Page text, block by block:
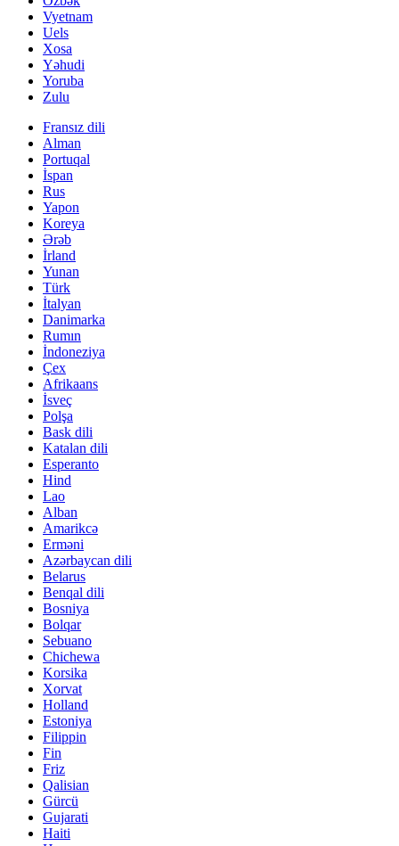
Vyetnam
Uels
Xosa
Yəhudi
Yoruba
Zulu
Fransız dili
Alman
Portuqal
İspan
Rus
Yapon
Koreya
Ərəb
İrland
Yunan
Türk
İtalyan
Danimarka
Rumın
İndoneziya
Çex
Afrikaans
İsveç
Polşa
Bask dili
Katalan dili
Esperanto
Hind
Lao
Alban
Amarikcə
Erməni
Azərbaycan dili
Belarus
Benqal dili
Bosniya
Bolqar
Sebuano
Chichewa
Korsika
Xorvat
Holland
Estoniya
Filippin
Fin
Friz
Qalisian
Gürcü
Gujarati
Haiti